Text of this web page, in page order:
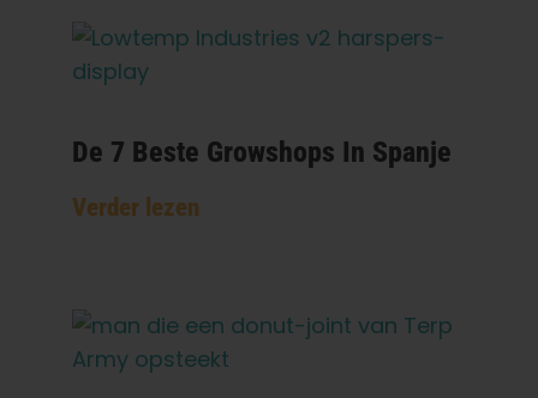
De 7 Beste Growshops In Spanje
Verder lezen